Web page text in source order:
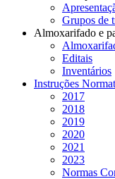
Grupos de
Almoxarifado e
Editais
Inventários
Instruções
2017
2018
2019
2020
2021
2023
Normas